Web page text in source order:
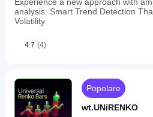
analysis. Smart Trend Detection
Volatility
4.7 (4)
Popolare
wt.UNiRENKO